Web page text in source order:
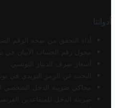
أدواتنا
أداة التحقق من صحة الرقم
محول رقم الحساب الآيبان في
أسعار صرف الدينار التونسي
البحث عن الرمز البريدي في
محاكي ضريبة الدخل الشخصي
ضريبة الدخل للمتقاعدين